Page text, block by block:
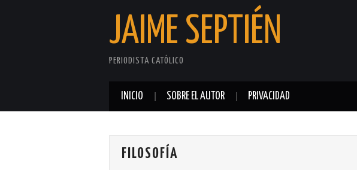
JAIME SEPTIÉN
PERIODISTA CATÓLICO
INICIO SOBRE EL AUTOR PRIVACIDAD
FILOSOFÍA